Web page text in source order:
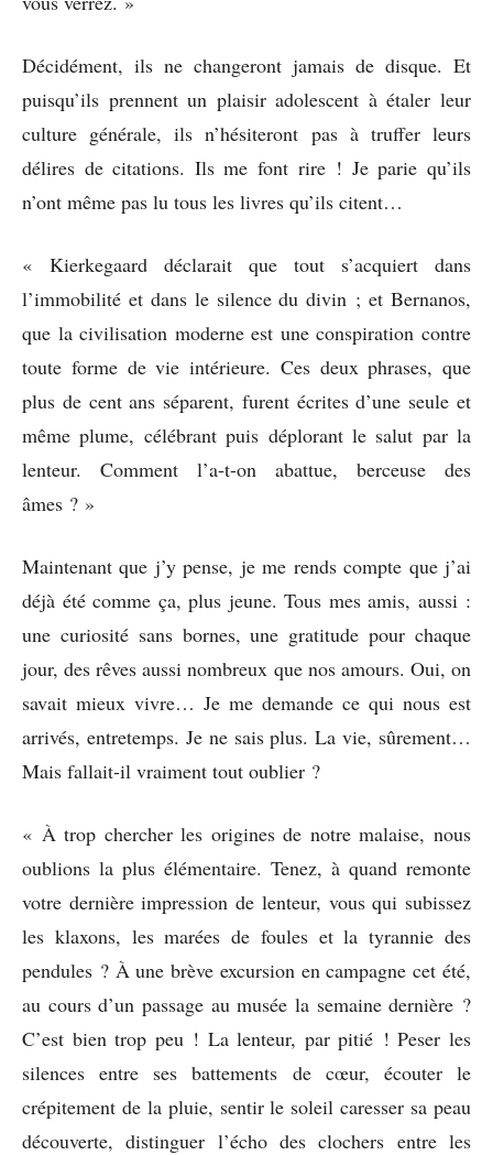
Décidément, ils ne changeront jamais de disque. Et
puisqu’ils prennent un plaisir adolescent à étaler leur
culture générale, ils n’hésiteront pas à truffer leurs
délires de citations. Ils me font rire ! Je parie qu’ils
n’ont même pas lu tous les livres qu’ils citent…
« Kierkegaard déclarait que tout s’acquiert dans
l’immobilité et dans le silence du divin ; et Bernanos,
que la civilisation moderne est une conspiration contre
toute forme de vie intérieure. Ces deux phrases, que
plus de cent ans séparent, furent écrites d’une seule et
même plume, célébrant puis déplorant le salut par la
lenteur. Comment l’a-t-on abattue, berceuse des
âmes ? »
Maintenant que j’y pense, je me rends compte que j’ai
déjà été comme ça, plus jeune. Tous mes amis, aussi :
une curiosité sans bornes, une gratitude pour chaque
jour, des rêves aussi nombreux que nos amours. Oui, on
savait mieux vivre… Je me demande ce qui nous est
arrivés, entretemps. Je ne sais plus. La vie, sûrement…
Mais fallait-il vraiment tout oublier ?
« À trop chercher les origines de notre malaise, nous
oublions la plus élémentaire. Tenez, à quand remonte
votre dernière impression de lenteur, vous qui subissez
les klaxons, les marées de foules et la tyrannie des
pendules ? À une brève excursion en campagne cet été,
au cours d’un passage au musée la semaine dernière ?
C’est bien trop peu ! La lenteur, par pitié ! Peser les
silences entre ses battements de cœur, écouter le
crépitement de la pluie, sentir le soleil caresser sa peau
découverte, distinguer l’écho des clochers entre les